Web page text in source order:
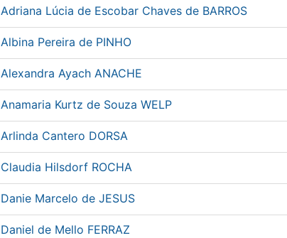
Adriana Lúcia de Escobar Chaves de BARROS
Albina Pereira de PINHO
Alexandra Ayach ANACHE
Anamaria Kurtz de Souza WELP
Arlinda Cantero DORSA
Claudia Hilsdorf ROCHA
Danie Marcelo de JESUS
Daniel de Mello FERRAZ